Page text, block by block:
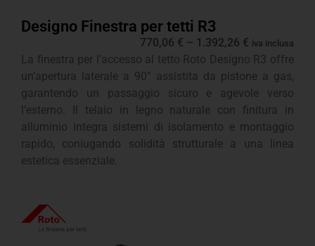
Designo Finestra per tetti R3
770,06 € – 1.392,26 € iva inclusa
La finestra per l’accesso al tetto Roto Designo R3 offre
un’apertura laterale a 90° assistita da pistone a gas,
garantendo un passaggio sicuro e agevole verso
l’esterno. Il telaio in legno naturale con finitura in
alluminio integra sistemi di isolamento e montaggio
rapido, coniugando solidità strutturale a una linea
estetica essenziale.